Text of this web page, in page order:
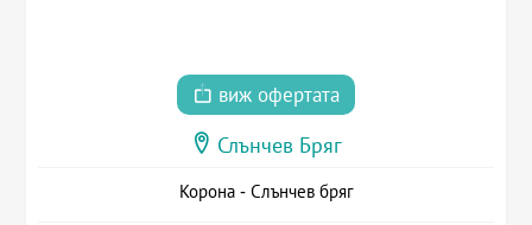
виж офертата
Слънчев Бряг
Корона - Слънчев бряг